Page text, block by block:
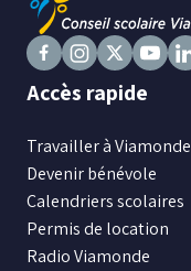
Suivez
sur
Facebook
Suivez
sur
Instagram
Suivez
nous
sur
X
Suivez
sur
Accès rapide
Travailler à Viamonde
Devenir bénévole
Calendriers scolaires
Permis de location
Radio Viamonde